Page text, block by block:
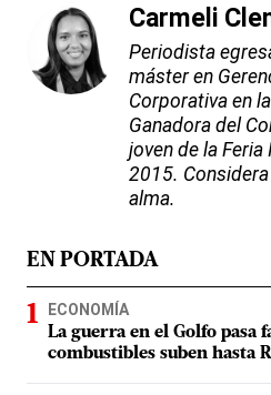
Carmeli
Periodista
máster en
Corporativa en
Ganadora del
joven de la
2015.
alma.
EN PORTADA
ECONOMÍA
La guerra en el Golfo pasa
combustibles suben hasta